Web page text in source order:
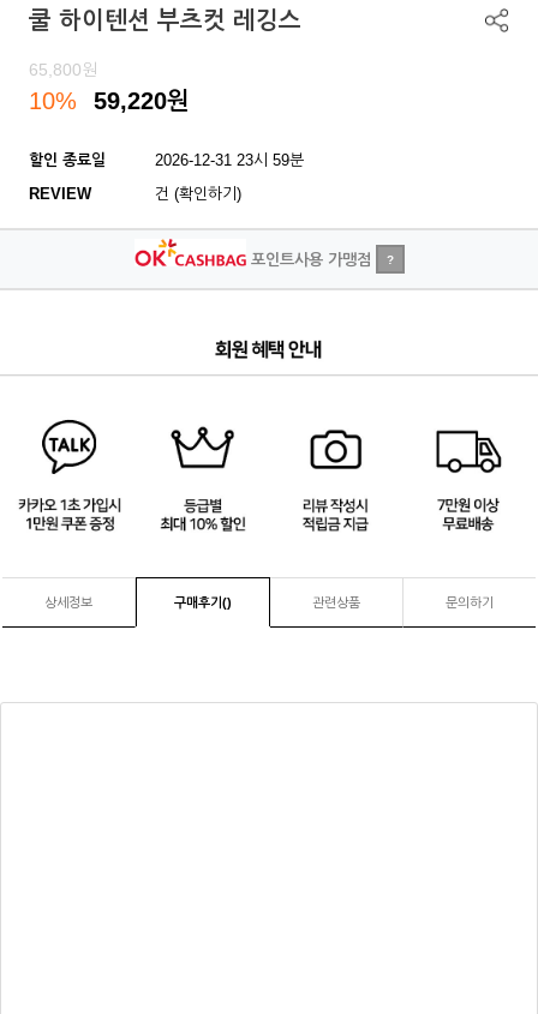
쿨 하이텐션 부츠컷 레깅스
65,800원
10% 59,220원
할인 종료일
2026-12-31 23시 59분
REVIEW
건 (확인하기)
포인트사용 가맹점 ?
상세정보 구매후기() 관련상품 문의하기